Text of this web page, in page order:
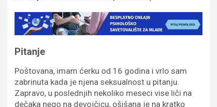
Pitanje
Poštovana, imam ćerku od 16 godina i vrlo sam
zabrinuta kada je njena seksualnost u pitanju.
Zapravo, u poslednjih nekoliko meseci vise liči na
dečaka nego na devojčicu, ošišana je na kratko